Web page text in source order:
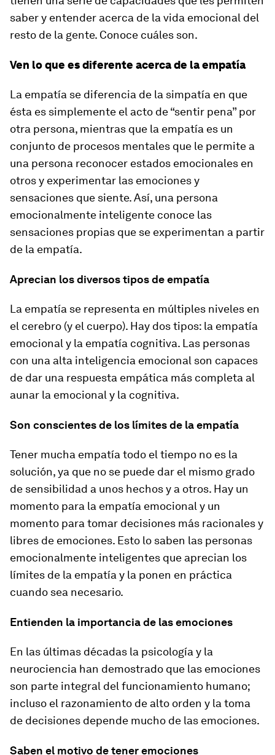
saber y entender acerca de la vida emocional del
resto de la gente. Conoce cuáles son.
Ven lo que es diferente acerca de la empatía
La empatía se diferencia de la simpatía en que
ésta es simplemente el acto de “sentir pena” por
otra persona, mientras que la empatía es un
conjunto de procesos mentales que le permite a
una persona reconocer estados emocionales en
otros y experimentar las emociones y
sensaciones que siente. Así, una persona
emocionalmente inteligente conoce las
sensaciones propias que se experimentan a partir
de la empatía.
Aprecian los diversos tipos de empatía
La empatía se representa en múltiples niveles en
el cerebro (y el cuerpo). Hay dos tipos: la empatía
emocional y la empatía cognitiva. Las personas
con una alta inteligencia emocional son capaces
de dar una respuesta empática más completa al
aunar la emocional y la cognitiva.
Son conscientes de los límites de la empatía
Tener mucha empatía todo el tiempo no es la
solución, ya que no se puede dar el mismo grado
de sensibilidad a unos hechos y a otros. Hay un
momento para la empatía emocional y un
momento para tomar decisiones más racionales y
libres de emociones. Esto lo saben las personas
emocionalmente inteligentes que aprecian los
límites de la empatía y la ponen en práctica
cuando sea necesario.
Entienden la importancia de las emociones
En las últimas décadas la psicología y la
neurociencia han demostrado que las emociones
son parte integral del funcionamiento humano;
incluso el razonamiento de alto orden y la toma
de decisiones depende mucho de las emociones.
Saben el motivo de tener emociones